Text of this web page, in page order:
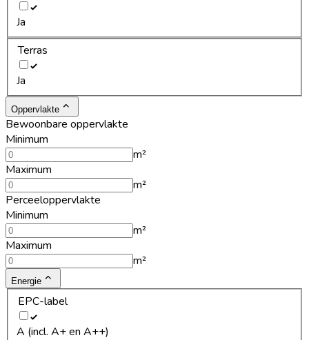
Ja
Terras
Ja
Oppervlakte
Bewoonbare oppervlakte
Minimum
m²
Maximum
m²
Perceeloppervlakte
Minimum
m²
Maximum
m²
Energie
EPC-label
A (incl. A+ en A++)